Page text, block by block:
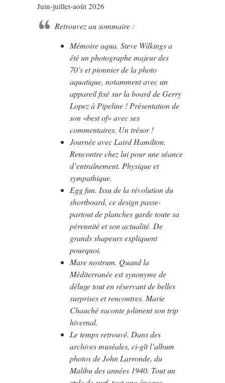
Juin-juillet-août 2026
Retrouvez au sommaire :
Mémoire aqua. Steve Wilkings a
été un photographe majeur des
70’s et pionnier de la photo
aquatique, notamment avec un
appareil fixé sur la board de Gerry
Lopez à Pipeline ! Présentation de
son «best of» avec ses
commentaires. Un trésor !
Journée avec Laird Hamilton.
Rencontre chez lui pour une séance
d’entraînement. Physique et
sympathique.
Egg fun. Issu de la révolution du
shortboard, ce design passe-
partout de planches garde toute sa
pérennité et son actualité. De
grands shapeurs expliquent
pourquoi.
Mare nostrum. Quand la
Méditerranée est synonyme de
déluge tout en réservant de belles
surprises et rencontres. Marie
Chauché raconte joliment son trip
hivernal.
Le temps retrouvé. Dans des
archives muséales, ci-gît l’album
photos de John Larronde, du
Malibu des années 1940. Tout un